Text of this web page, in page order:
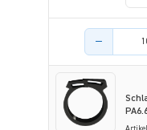
Menge des